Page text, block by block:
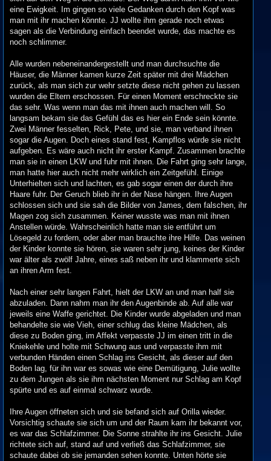
eine Ewigkeit. Im gingen so viele Gedanken durch den Kopf was
man mit ihr machen könnte. JJ wollte ihm gerade noch etwas
sagen als die Verbindung einfach beendet wurde, das machte es
noch schlimmer.
Alle wurden nebeneinandergestellt und man durchsuchte die
Häuser, die Männer kamen kurze Zeit später mit drei Mädchen
zurück, als man sich zur wehr setzte diese nicht gehen zu lassen
wurden die Eltern erschossen. Für einen Moment erschreckte sie
das sehr. Was wenn man das mit ihnen auch machen will. So
langsam bekam sie das Gefühl das es hier ein Ende sein könnte.
Zwei Männer fesselten, Rick, Pete, und sie, man verband ihnen
sogar die Augen. Doch eines stand fest, Kampflos würde sie nicht
aufgeben. Es wäre auch nicht ihr erster Kampf. Zusammen brachte
man sie in einen LKW und fuhr mit ihnen. Die Fahrt ging sehr lange,
man hatte hier auch nicht mehr wirklich ein Zeitgefühl. Einige
Unterhielten sich und lachten, es gab sogar einen der durch ihre
Haare fuhr. Der Geruch blieb ihr in der Nase hängen. Ihre Augen
schlossen sich und sie sah die Bilder von James, dem falschen, ihr
Magen zog sich zusammen. Keiner wusste was man mit ihnen
Anstellen würde. Wahrscheinlich hatte man sie entführt um
Lösegeld zu fordern, oder aber man brauchte ihre Hilfe. Das weinen
der Kinder konnte sie hören, sie waren sehr jung, keines der Kinder
war älter als zwölf Jahre, eines saß neben ihr und klammerte sich
an ihren Arm fest.
Nach einer sehr langen Fahrt, hielt der LKW an und man half sie
abzuladen. Dann nahm man ihr den Augenbinde ab. Auf alle war
jeweils eine Waffe gerichtet. Die Kinder wurde abgeladen und man
behandelte sie wie Vieh, einer schlug das kleine Mädchen, als
diese zu Boden ging, im Affekt verpasste JJ im einen tritt in die
Kniekehle und holte mit Schwung aus und verpasste ihm mit
verbunden Händen einen Schlag ins Gesicht, als dieser auf den
Boden lag, für ihn war es sowas wie eine Demütigung, Julie wollte
zu dem Jungen als sie ihm nächsten Moment nur Schlag am Kopf
spürte und es auf einmal schwarz wurde.
Ihre Augen öffneten sich und sie befand sich auf Orilla wieder.
Vorsichtig schaute sie sich um und der Raum kam ihr bekannt vor,
es war das Schlafzimmer. Die Sonne strahlte ihr ins Gesicht. Julie
richtete sich auf, stand auf und verließ das Schlafzimmer, sie
schaute dabei ob sie jemanden sehen konnte. Unten hörte sie